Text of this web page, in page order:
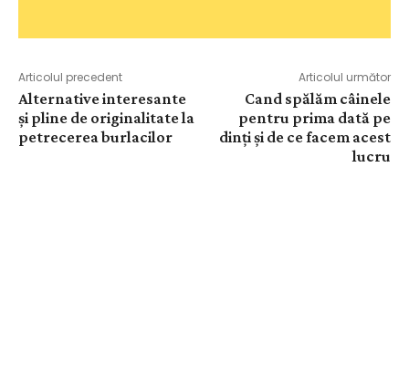
Articolul precedent
Alternative interesante
și pline de originalitate la
petrecerea burlacilor
Articolul următor
Cand spălăm câinele
pentru prima dată pe
dinți și de ce facem acest
lucru